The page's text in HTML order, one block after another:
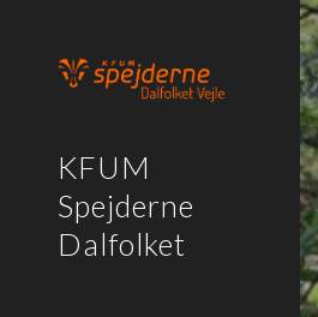
KFUM
Spejderne
Dalfolket